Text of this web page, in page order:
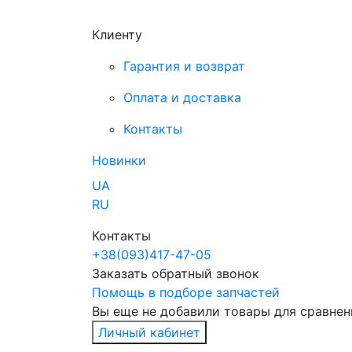
Клиенту
Гарантия и возврат
Оплата и доставка
Контакты
Новинки
UA
RU
Контакты
+38(093)417-47-05
Заказать обратный звонок
Помощь в подборе запчастей
Вы еще не добавили товары для
Личный кабинет